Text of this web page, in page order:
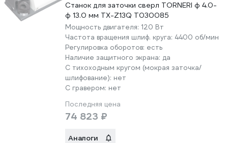
Станок для заточки сверл TORNERI ф 4.0-
ф 13.0 мм TX-Z13Q Т030085
Мощность двигателя: 120 Вт
Частота вращения шлиф. круга: 4400 об/мин
Регулировка оборотов: есть
Наличие защитного экрана: да
С тихоходным кругом (мокрая заточка/
шлифование): нет
С гравером: нет
Последняя цена
74 823 ₽
Аналоги